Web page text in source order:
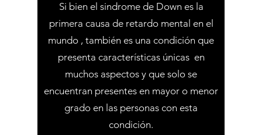
Si bien el sindrome de Down es la
primera causa de retardo mental en el
mundo , también es una condición que
presenta características únicas en
muchos aspectos y que solo se
encuentran presentes en mayor o menor
grado en las personas con esta
condición.